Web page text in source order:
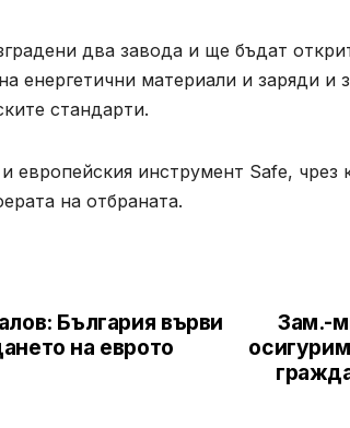
два завода и ще бъдат
енергетични материали и заряди и
стандарти.
европейския инструмент Safe, чрез
на отбраната.
Зам.-
България върви
на еврото